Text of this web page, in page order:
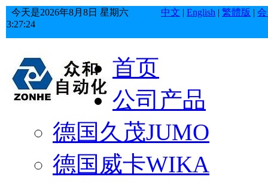
中文 | English | 繁體版 |
今天是2026年8月 8日 星期六
3:27:25
首页
公司产品
德国久茂JUMO
德国威卡WIKA